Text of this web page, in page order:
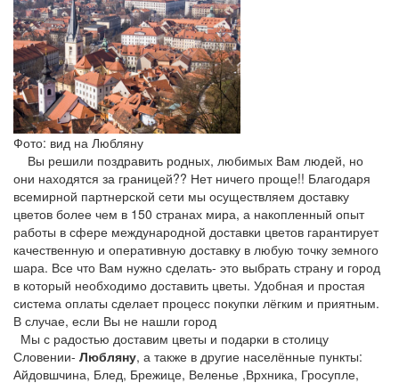
Фото: вид на Любляну
Вы решили поздравить родных, любимых Вам людей, но
они находятся за границей?? Нет ничего проще!! Благодаря
всемирной партнерской сети мы осуществляем доставку
цветов более чем в 150 странах мира, а накопленный опыт
работы в сфере международной доставки цветов гарантирует
качественную и оперативную доставку в любую точку земного
шара. Все что Вам нужно сделать- это выбрать страну и город
в который необходимо доставить цветы. Удобная и простая
система оплаты сделает процесс покупки лёгким и приятным.
В случае, если Вы не нашли город
Мы с радостью доставим цветы и подарки в столицу
Словении- Любляну, а также в другие населённые пункты:
Айдовшчина, Блед, Брежице, Веленье ,Врхника, Гросупле,